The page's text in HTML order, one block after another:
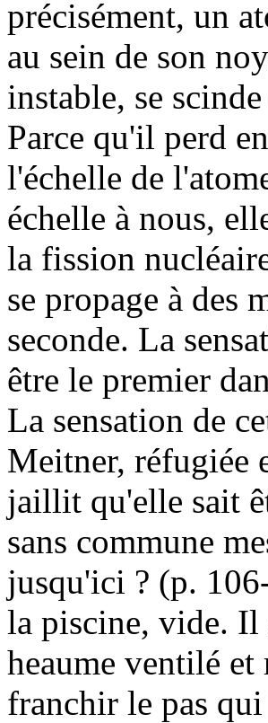
précisément, un
au sein de son
instable, se
Parce qu'il perd
l'échelle de
échelle à nous,
la fission
se propage à des
seconde. La
être le premier
La sensation de
Meitner, réfugiée
jaillit qu'elle sait
sans commune
jusqu'ici ? (p.
la piscine, vide. Il
heaume ventilé et
franchir le pas